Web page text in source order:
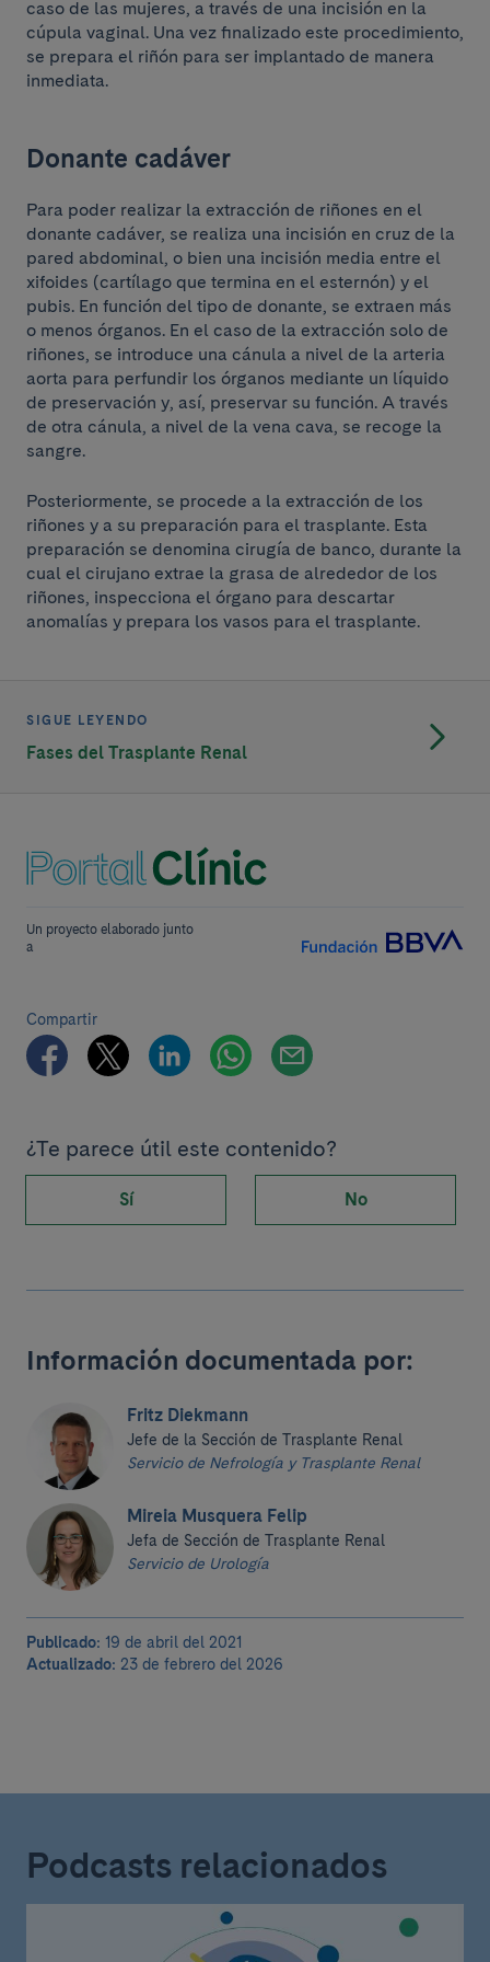
caso de las mujeres, a través de una incisión en la
cúpula vaginal. Una vez finalizado este procedimiento,
se prepara el riñón para ser implantado de manera
inmediata.
Donante cadáver
Para poder realizar la extracción de riñones en el
donante cadáver, se realiza una incisión en cruz de la
pared abdominal, o bien una incisión media entre el
xifoides (cartílago que termina en el esternón) y el
pubis. En función del tipo de donante, se extraen más
o menos órganos. En el caso de la extracción solo de
riñones, se introduce una cánula a nivel de la arteria
aorta para perfundir los órganos mediante un líquido
de preservación y, así, preservar su función. A través
de otra cánula, a nivel de la vena cava, se recoge la
sangre.
Posteriormente, se procede a la extracción de los
riñones y a su preparación para el trasplante. Esta
preparación se denomina cirugía de banco, durante la
cual el cirujano extrae la grasa de alrededor de los
riñones, inspecciona el órgano para descartar
anomalías y prepara los vasos para el trasplante.
SIGUE LEYENDO
Fases del Trasplante Renal
Un proyecto elaborado junto
a
Compartir
¿Te parece útil este contenido?
Sí No
Información documentada por:
Fritz Diekmann
Jefe de la Sección de Trasplante Renal
Servicio de Nefrología y Trasplante Renal
Mireia Musquera Felip
Jefa de Sección de Trasplante Renal
Servicio de Urología
Publicado: 19 de abril del 2021
Actualizado: 23 de febrero del 2026
Podcasts relacionados